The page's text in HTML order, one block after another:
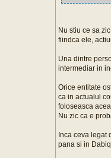
Nu stiu ce sa
fiindca ele,
Una dintre
intermediar in
Orice entitate
ca in actualul
foloseasca
Nu zic ca e
Inca ceva legat
pana si in